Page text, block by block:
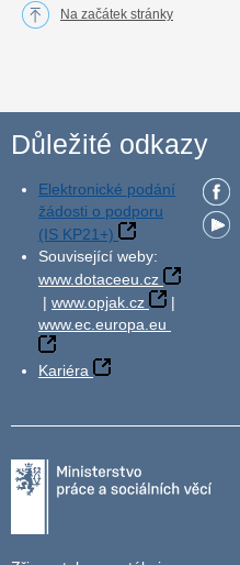
Na začátek stránky
Důležité odkazy
Elektronické podání
žádosti o podporu
(IS KP21+)
Související weby:
www.dotaceeu.cz
| www.opjak.cz
|
www.ec.europa.eu
Kariéra